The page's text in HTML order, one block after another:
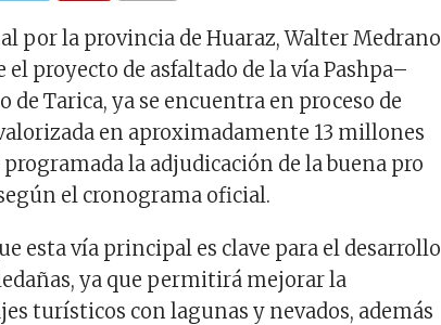
por la provincia de Huaraz, Walter Medrano
proyecto de asfaltado de la vía Pashpa–
de Tarica, ya se encuentra en proceso de
en aproximadamente 13 millones
la adjudicación de la buena pro
el cronograma oficial.
esta vía principal es clave para el desarrollo
ya que permitirá mejorar la
turísticos con lagunas y nevados, además